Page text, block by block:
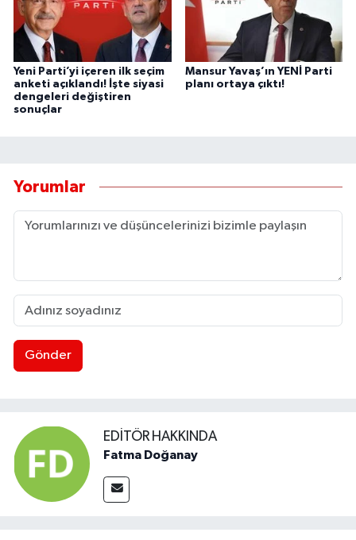
Yeni Parti’yi içeren ilk seçim
anketi açıklandı! İşte siyasi
dengeleri değiştiren
sonuçlar
Mansur Yavaş’ın YENİ Parti
planı ortaya çıktı!
Yorumlar
Gönder
EDITÖR HAKKINDA
Fatma Doğanay